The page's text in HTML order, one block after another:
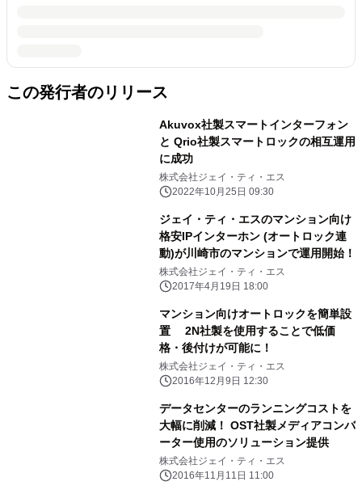
この発行者のリリース
Akuvox社製スマートインターフォン
と Qrio社製スマートロックの相互運用
に成功
株式会社ジェイ・ティ・エス
2022年10月25日 09:30
ジェイ・ティ・エスのマンション向け
格安IPインターホン (オートロック連
動)が川崎市のマンションで運用開始！
株式会社ジェイ・ティ・エス
2017年4月19日 18:00
マンション向けオートロックを簡単設
置 2N社製を使用することで低価
格・後付けが可能に！
株式会社ジェイ・ティ・エス
2016年12月9日 12:30
データセンターのランニングコストを
大幅に削減！ OST社製メディアコンバ
ーター使用のソリューション提供
株式会社ジェイ・ティ・エス
2016年11月11日 11:00